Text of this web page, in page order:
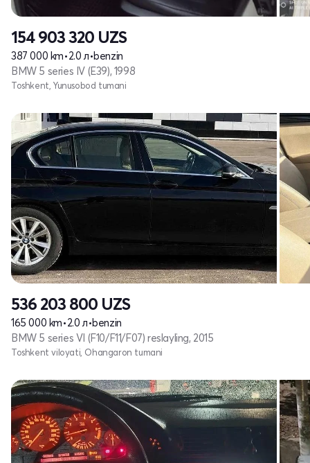
154 903 320 UZS
387 000 km•2.0 л•benzin
BMW 5 series IV (E39), 1998
Toshkent, Yunusobod tumani
536 203 800 UZS
165 000 km•2.0 л•benzin
BMW 5 series VI (F10/F11/F07) reslayling, 2015
Toshkent viloyati, Ohangaron tumani